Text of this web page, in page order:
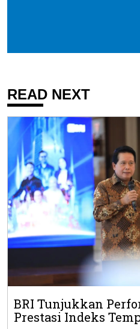
READ NEXT
BRI Tunjukkan
Prestasi Indeks